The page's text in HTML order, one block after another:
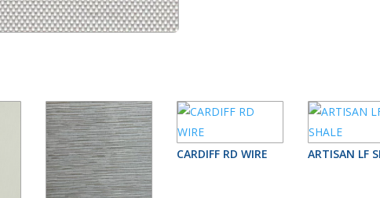
CARDIFF RD WIRE ARTISAN LF